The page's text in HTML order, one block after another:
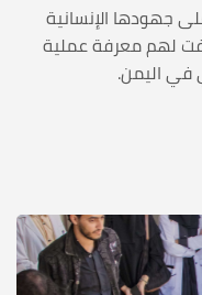
جهودها الإنسانية
لهم معرفة عملية
في اليمن.